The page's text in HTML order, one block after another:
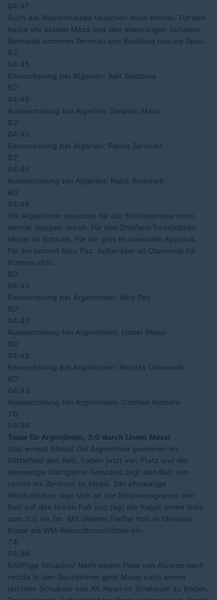
04:47
Auch die Wüstenfüchse tauschen noch einmal. Für den
heute ehr blasen Maza und den ehemaligen Schalker
Bentaleb kommen Zerrouki und Boulbina neu ins Spiel.
82′
04:45
Einwechslung bei Algerien: Adil Boulbina
82′
04:45
Auswechslung bei Algerien: Ibrahim Maza
82′
04:45
Einwechslung bei Algerien: Ramiz Zerrouki
82′
04:45
Auswechslung bei Algerien: Nabil Bentaleb
80′
04:44
Die Argentinier tauschen für die Schlussphase noch
einmal doppelt durch. Für den Dreifach-Torschützen
Messi ist Schluss. Für ihn gibt es tosenden Applaus.
Für ihn kommt Nico Paz. Außerdem ist Otamendi für
Romero drin.
80′
04:43
Einwechslung bei Argentinien: Nico Paz
80′
04:43
Auswechslung bei Argentinien: Lionel Messi
80′
04:43
Einwechslung bei Argentinien: Nicolás Otamendi
80′
04:43
Auswechslung bei Argentinien: Cristian Romero
76′
04:39
Tooor für Argentinien, 3:0 durch Lionel Messi
Und erneut Messi! Die Argentinier gewinnen im
Mittelfeld den Ball, haben jetzt viel Platz und der
ehemalige Stuttgarter González legt den Ball von
rechts ins Zentrum zu Messi. Der ehemalige
Weltfußballer legt sich an der Strafraumgrenze den
Ball auf den linken Fuß und jagt die Kugel unten links
zum 3:0 ins Tor. Mit diesem Treffer holt er Miroslav
Klose als WM-Rekordtorschützen ein.
74′
04:38
Knifflige Situation! Nach einem Pass von Alvarez nach
rechts in den Sechzehner geht Messi nach einem
leichten Schubser von Aït Nouri im Strafraum zu Boden.